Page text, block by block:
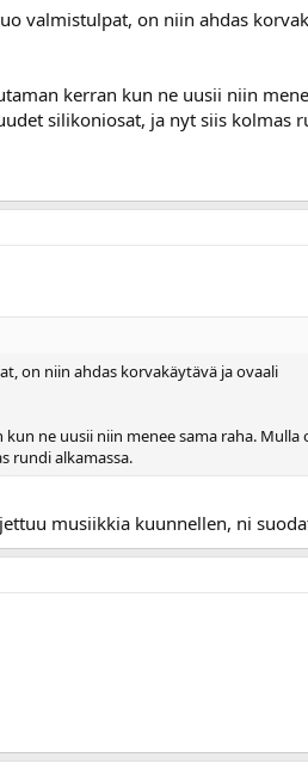
valmistulpat, on niin ahdas
kerran kun ne uusii niin
silikoniosat, ja nyt siis kolmas
on niin ahdas korvakäytävä ja ovaali
ne uusii niin menee sama raha.
rundi alkamassa.
musiikkia kuunnellen, ni